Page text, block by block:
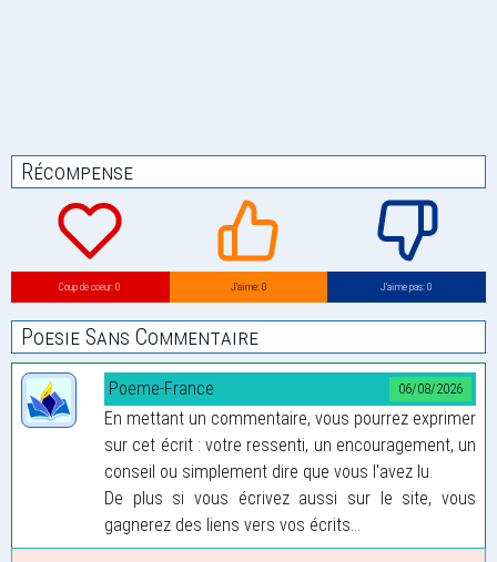
Récompense
Coup de coeur: 0 J’aime: 0 J’aime pas: 0
Poesie Sans Commentaire
06/08/2026
Poeme-France
En mettant un commentaire, vous pourrez exprimer
sur cet écrit : votre ressenti, un encouragement, un
conseil ou simplement dire que vous l'avez lu.
De plus si vous écrivez aussi sur le site, vous
gagnerez des liens vers vos écrits...